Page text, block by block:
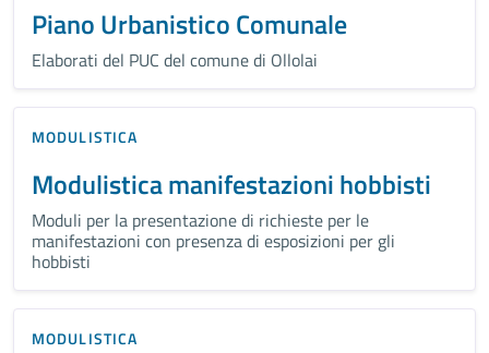
Piano Urbanistico Comunale
Elaborati del PUC del comune di Ollolai
MODULISTICA
Modulistica manifestazioni hobbisti
Moduli per la presentazione di richieste per le
manifestazioni con presenza di esposizioni per gli
hobbisti
MODULISTICA